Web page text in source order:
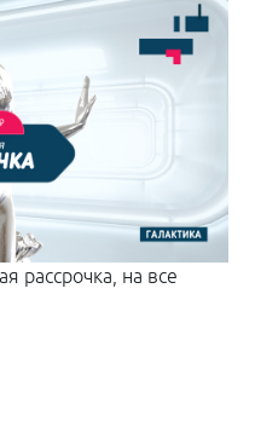
рассрочка, на все